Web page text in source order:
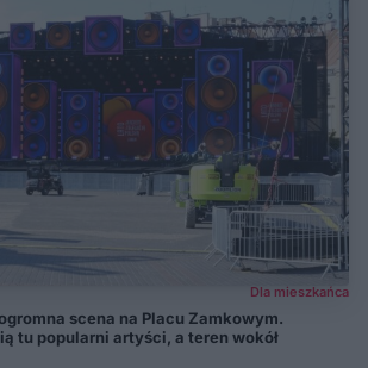
Dla mieszkańca
scena na Placu Zamkowym.
tu popularni artyści, a teren wokół